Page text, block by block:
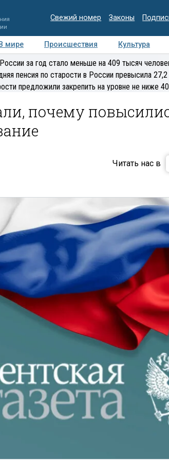
Свежий номер Законы
В мире Происшествия Культура
Медиацентр Интервью
за год стало меньше на 409 тысяч
пенсия по старости в России превысила
предложили закрепить на уровне не ниже
почему
Читать нас в